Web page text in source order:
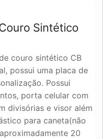
Sintético
couro sintético CB
possui uma placa de
Possui
porta celular com
divisórias e visor além
para caneta(não
20